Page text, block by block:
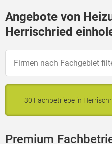
Angebote von
Herrischried
30 Fachbetriebe in
Premium